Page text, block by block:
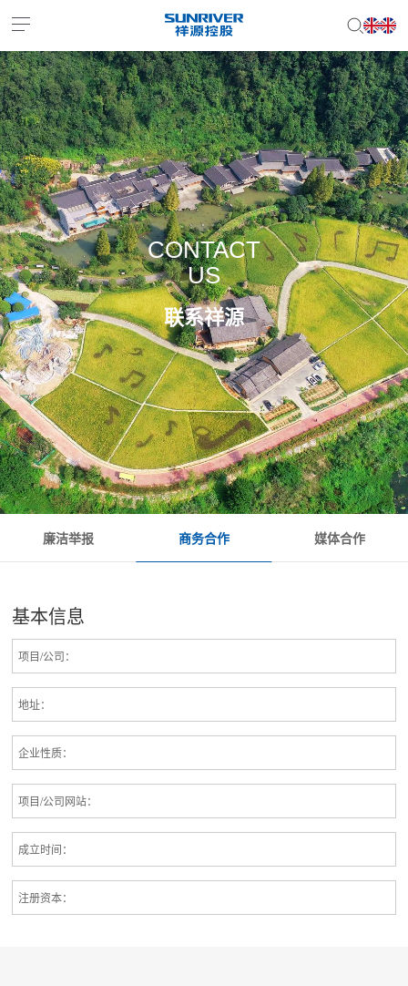
ENJP
CONTACT
US
联系祥源
廉洁举报
商务合作
媒体合作
基本信息
项目/公司：
地址：
企业性质：
项目/公司网站：
成立时间：
注册资本：